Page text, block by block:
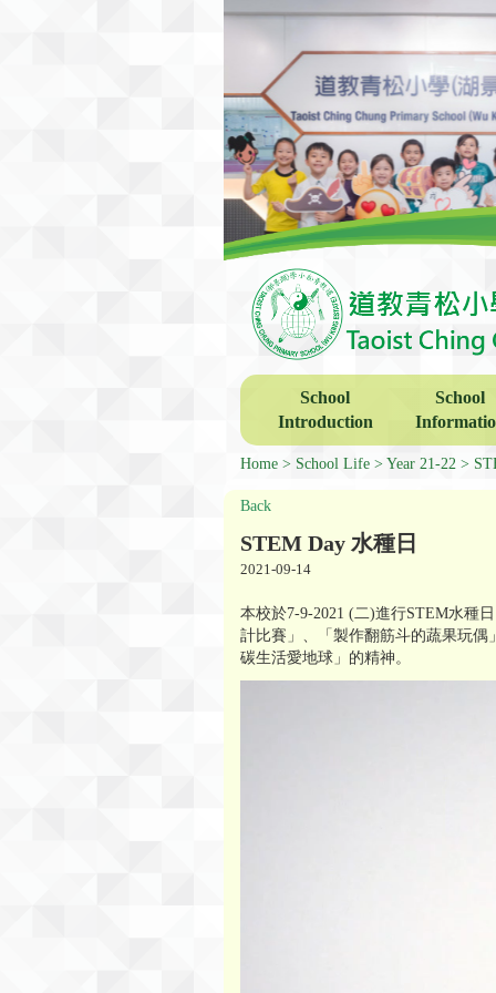
School
Introduction
School
Home School Life Year 21-22
Back
STEM Day 水種日
2021-09-14
本校於7-9-2021 (二)進行STEM水種
計比賽」、「製作翻筋斗的蔬果玩
碳生活愛地球」的精神。